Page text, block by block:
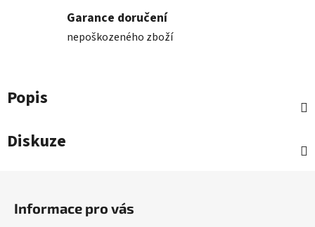
Garance doručení
nepoškozeného zboží
Popis
Diskuze
Informace pro vás